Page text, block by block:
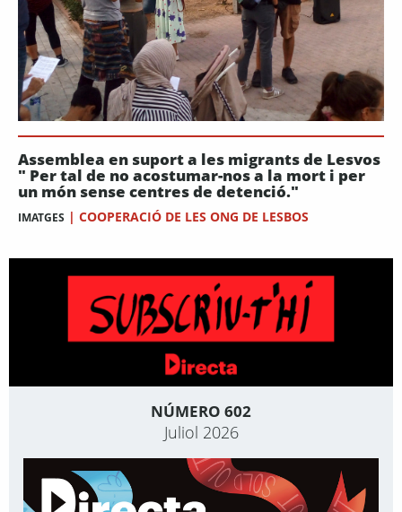
Assemblea en suport a les migrants de Lesvos
" Per tal de no acostumar-nos a la mort i per
un món sense centres de detenció."
IMATGES | COOPERACIÓ DE LES ONG DE LESBOS
NÚMERO 602
Juliol 2026